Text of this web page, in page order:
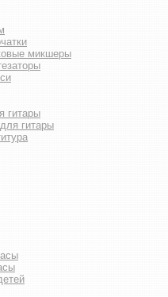
микшеры
гитары
гитары